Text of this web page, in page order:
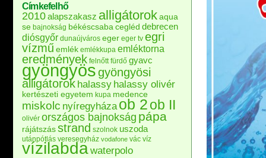
Címkefelhő
2010alapszakasz alligátorokaqua
se bajnokság békéscsaba cegléd debrecen
diósgyőr dunaújváros eger eger tv egri
vízműemlék emlékkupa emléktorna
eredmények felnőtt fürdő gyavc
gyöngyösgyöngyösi
alligátorok halassy halassy olivér
kertészeti egyetem kupa medence
miskolc nyíregyháza ob 2ob II
olivér országos bajnokság pápa
rájátszás strand szolnok uszoda
utánpótlás veresegyház vodafone vác víz
vízilabdawaterpolo